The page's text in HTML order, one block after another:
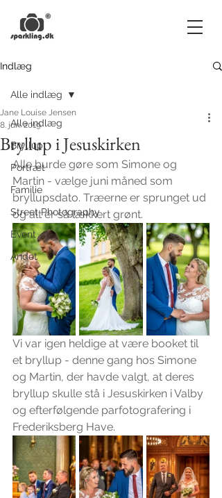
Indlæg
Alle indlæg
Bryllup
Portræt
Familie
Street Photography
Event
Andet
Alle indlæg
Bryllup i Jesuskirken
Jane Louise Jensen
8. jun. 2019
Alle burde gøre som Simone og
Martin - vælge juni måned som
bryllupsdato. Træerne er sprunget ud
og alt er så lækkert grønt.
Vi var igen heldige at være booket til
et bryllup - denne gang hos Simone
og Martin, der havde valgt, at deres
bryllup skulle stå i Jesuskirken i Valby
og efterfølgende parfotografering i
Frederiksberg Have.